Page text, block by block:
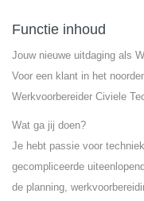
Functie inhoud
Jouw nieuwe uitdaging als
Voor een klant in het
Werkvoorbereider Civiele
Wat ga jij doen?
Je hebt passie voor
gecompliceerde
de planning,